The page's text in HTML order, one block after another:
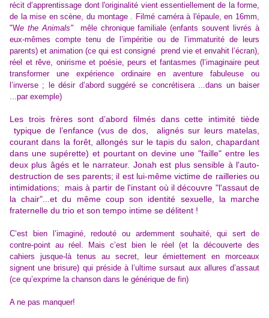
récit d’apprentissage dont l'originalité vient essentiellement de la forme,
de la mise en scène, du montage . Filmé caméra à l'épaule, en 16mm,
"We the Animals"mêle chronique familiale (enfants souvent livrés à
eux-mêmes compte tenu de l’impéritie ou de l’immaturité de leurs
parents) et animation (ce qui est consigné prend vie et envahit l’écran),
réel et rêve, onirisme et poésie, peurs et fantasmes (l’imaginaire peut
transformer une expérience ordinaire en aventure fabuleuse ou
l’inverse ; le désir d’abord suggéré se concrétisera ...dans un baiser
...par exemple)
Les trois frères sont d’abord filmés dans cette intimité tiède
typique de l’enfance (vus de dos, alignés sur leurs matelas,
courant dans la forêt, allongés sur le tapis du salon, chapardant
dans une supérette) et pourtant on devine une "faille" entre les
deux plus âgés et le narrateur. Jonah est plus sensible à l'auto-
destruction de ses parents; il est lui-même victime de railleries ou
intimidations; mais à partir de l'instant où il découvre "l'assaut de
la chair"...et du même coup son identité sexuelle, la marche
fraternelle du trio et son tempo intime se délitent !
C’est bien l’imaginé, redouté ou ardemment souhaité, qui sert de
contre-point au réel. Mais c’est bien le réel (et la découverte des
cahiers jusque-là tenus au secret, leur émiettement en morceaux
signent une brisure) qui préside à l’ultime sursaut aux allures d’assaut
(ce qu’exprime la chanson dans le générique de fin)
A ne pas manquer!